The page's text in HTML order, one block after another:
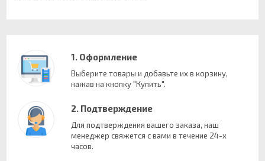
1. Оформление
Выберите товары и добавьте их в корзину,
нажав на кнопку "Купить".
2. Подтверждение
Для подтверждения вашего заказа, наш
менеджер свяжется с вами в течение 24-х
часов.